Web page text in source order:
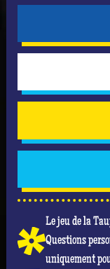
Le jeu de la
Questions
uniquement